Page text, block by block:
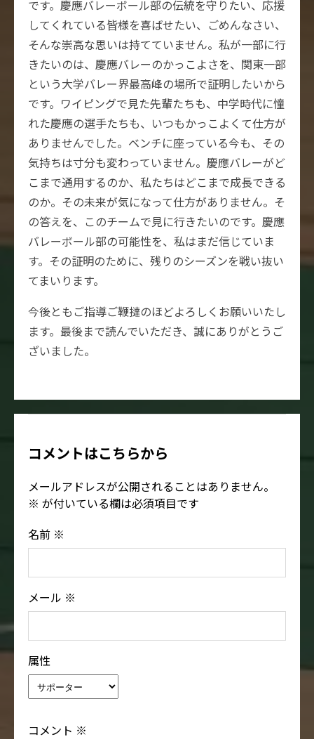
です。慶應バレーボール部の伝統を守りたい、応援
してくれている皆様を喜ばせたい、ごめんなさい、
そんな崇高な思いは持てていません。私が一部に行
きたいのは、慶應バレーのかっこよさを、関東一部
という大学バレー界最高峰の場所で証明したいから
です。ワイピングで見た先輩たちも、中学時代に憧
れた慶應の選手たちも、いつもかっこよくて仕方が
ありませんでした。ベンチに座っている今も、その
気持ちは寸分も変わっていません。慶應バレーがど
こまで通用するのか、私たちはどこまで成長できる
のか。その未来が気になって仕方がありません。そ
の答えを、このチームで見に行きたいのです。慶應
バレーボール部の可能性を、私はまだ信じていま
す。その証明のために、残りのシーズンを戦い抜い
てまいります。
今後ともご指導ご鞭撻のほどよろしくお願いいたし
ます。最後まで読んでいただき、誠にありがとうご
ざいました。
コメントはこちらから
メールアドレスが公開されることはありません。
※ が付いている欄は必須項目です
名前 ※
メール ※
属性
コメント ※